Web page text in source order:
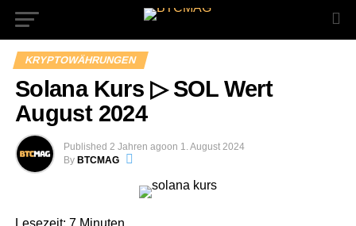
KRYPTOWÄHRUNGEN
Solana Kurs ▷ SOL Wert
August 2024
Published 2 Jahren agoon 1. August 2024
By BTCMAG
Lesezeit: 7 Minuten